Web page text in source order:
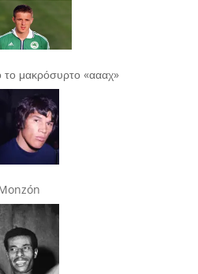
το μακρόσυρτο «αααχ»